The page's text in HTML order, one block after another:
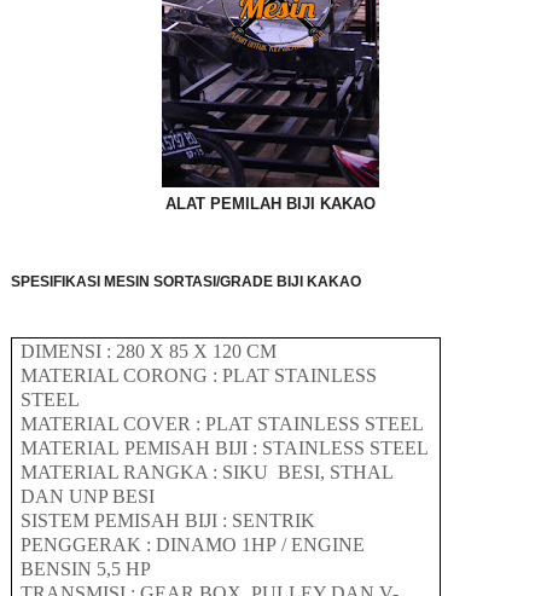
ALAT PEMILAH BIJI KAKAO
SPESIFIKASI MESIN SORTASI/GRADE BIJI KAKAO
DIMENSI : 280 X85 X 120 CM
MATERIAL CORONG : PLAT STAINLESS
STEEL
MATERIAL COVER : PLAT STAINLESS STEEL
MATERIALPEMISAH BIJI : STAINLESS STEEL
MATERIAL RANGKA : SIKU BESI, STHAL
DAN UNP BESI
SISTEM PEMISAH BIJI : SENTRIK
PENGGERAK : DINAMO 1HP / ENGINE
BENSIN 5,5 HP